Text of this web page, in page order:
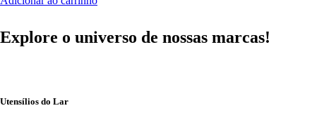
Explore o universo de nossas marcas!
Utensílios do Lar